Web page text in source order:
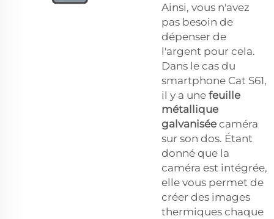
Ainsi, vous n'avez
pas besoin de
dépenser de
l'argent pour cela.
Dans le cas du
smartphone Cat S61,
il y a une feuille
métallique
galvaniséecaméra
sur son dos. Étant
donné que la
caméra est intégrée,
elle vous permet de
créer des images
thermiques chaque